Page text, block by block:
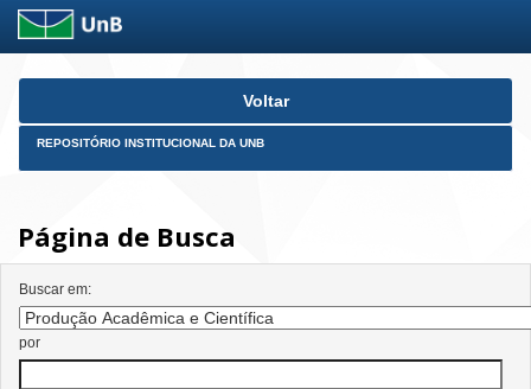
Skip
Voltar
REPOSITÓRIO INSTITUCIONAL DA UNB
Página de Busca
Buscar em:
por